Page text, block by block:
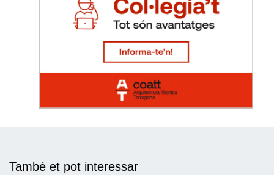
També et pot interessar